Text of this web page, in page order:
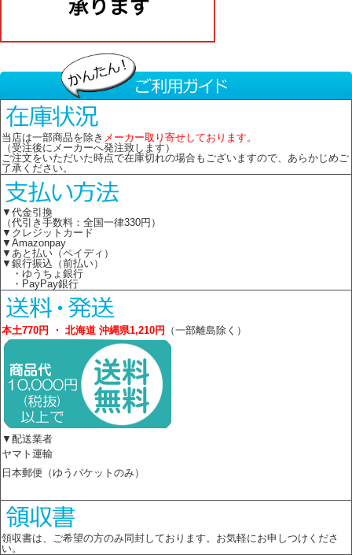
当店は一部商品を除き メーカー取り寄せしております。
（受注後にメーカーへ発注致します）
ご注文をいただいた時点で在庫切れの場合もございますので、あらかじめご
了承ください。
▼代金引換
（代引き手数料：全国一律330円）
▼クレジットカード
▼Amazonpay
▼あと払い（ペイディ）
▼銀行振込（前払い）
・ゆうちょ銀行
・PayPay銀行
本土770円 ・ 北海道 沖縄県1,210円 （一部離島除く）
▼配送業者
ヤマト運輸
日本郵便（ゆうパケットのみ）
領収書は、ご希望の方のみ同封しております。お気軽にお申しつけくださ
い。